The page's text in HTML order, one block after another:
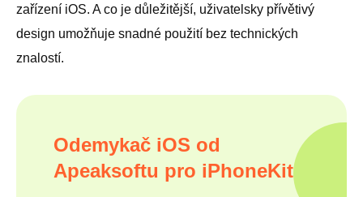
zařízení iOS. A co je důležitější, uživatelsky přívětivý
design umožňuje snadné použití bez technických
znalostí.
Odemykač iOS od
Apeaksoftu pro iPhoneKit